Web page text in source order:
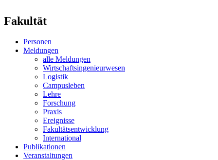
Fakultät
Personen
Meldungen
alle Meldungen
Wirtschaftsingenieurwesen
Logistik
Campusleben
Lehre
Forschung
Praxis
Ereignisse
Fakultätsentwicklung
International
Publikationen
Veranstaltungen